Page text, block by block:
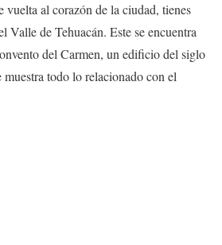
vuelta al corazón de la ciudad, tienes
Valle de Tehuacán. Este se encuentra
del Carmen, un edificio del siglo
todo lo relacionado con el